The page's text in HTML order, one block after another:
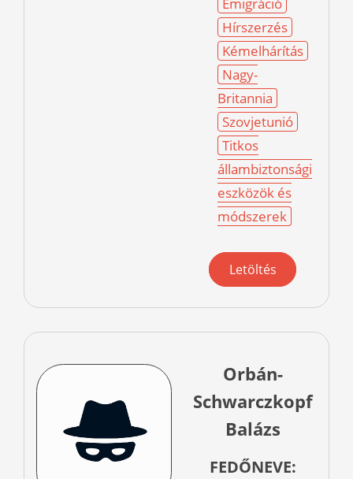
Emigráció
Hírszerzés
Kémelhárítás
Nagy-
Britannia
Szovjetunió
Titkos
állambiztonsági
eszközök és
módszerek
Letöltés
Orbán-
Schwarczkopf
Balázs
FEDŐNEVE: